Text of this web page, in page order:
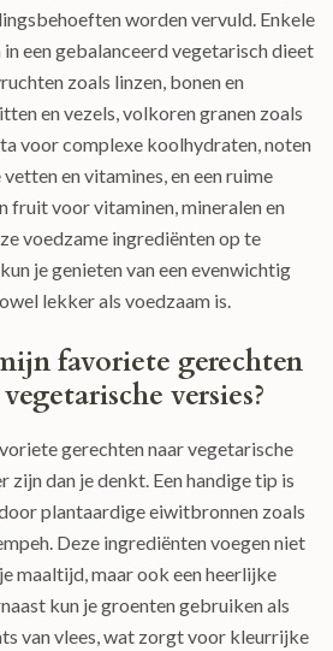
worden vervuld. Enkele
een gebalanceerd vegetarisch dieet
zoals linzen, bonen en
en vezels, volkoren granen zoals
voor complexe koolhydraten, noten
en vitamines, en een ruime
fruit voor vitaminen, mineralen en
voedzame ingrediënten op te
je genieten van een evenwichtig
lekker als voedzaam is.
favoriete gerechten
versies?
gerechten naar vegetarische
zijn dan je denkt. Een handige tip is
plantaardige eiwitbronnen zoals
Deze ingrediënten voegen niet
maaltijd, maar ook een heerlijke
kun je groenten gebruiken als
van vlees, wat zorgt voor kleurrijke